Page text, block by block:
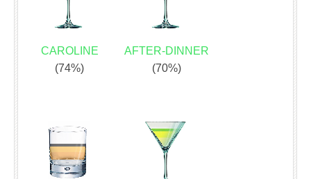
CAROLINE
(74%)
AFTER-DINNER
(70%)